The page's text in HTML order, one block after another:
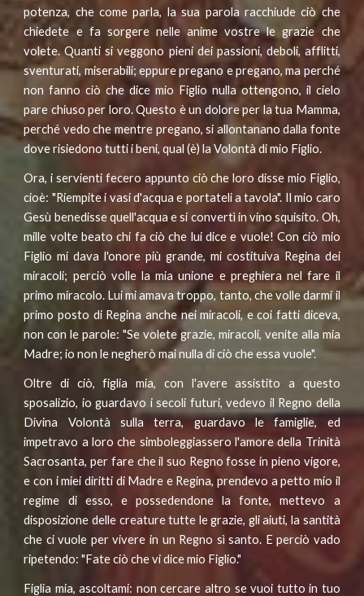
potenza, che come parla, la sua parola racchiude ciò che
chiedete e fa sorgere nelle anime vostre le grazie che
volete. Quanti si veggono pieni dei passioni, deboli, afflitti,
sventurati, miserabili; eppure pregano e pregano, ma perché
non fanno ciò che dice mio Figlio nulla ottengono, il cielo
pare chiuso per loro. Questo è un dolore per la tua Mamma,
perché vedo che mentre pregano, si allontanano dalla fonte
dove risiedono tutti i beni, qual (è) la Volontà di mio Figlio.
Ora, i servienti fecero appunto ciò che loro disse mio Figlio,
cioè: "Riempite i vasi d'acqua e portateli a tavola". Il mio caro
Gesù benedisse quell'acqua e si convertì in vino squisito. Oh,
mille volte beato chi fa ciò che lui dice e vuole! Con ciò mio
Figlio mi dava l'onore più grande, mi costituiva Regina dei
miracoli; perciò volle la mia unione e preghiera nel fare il
primo miracolo. Lui mi amava troppo, tanto, che volle darmi il
primo posto di Regina anche nei miracoli, e coi fatti diceva,
non con le parole: "Se volete grazie, miracoli, venite alla mia
Madre; io non le negherò mai nulla di ciò che essa vuole".
Oltre di ciò, figlia mia, con l'avere assistito a questo
sposalizio, io guardavo i secoli futuri, vedevo il Regno della
Divina Volontà sulla terra, guardavo le famiglie, ed
impetravo a loro che simboleggiassero l'amore della Trinità
Sacrosanta, per fare che il suo Regno fosse in pieno vigore,
e con i miei diritti di Madre e Regina, prendevo a petto mio il
regime di esso, e possedendone la fonte, mettevo a
disposizione delle creature tutte le grazie, gli aiuti, la santità
che ci vuole per vivere in un Regno sì santo. E perciò vado
ripetendo: "Fate ciò che vi dice mio Figlio."
Figlia mia, ascoltami: non cercare altro se vuoi tutto in tuo